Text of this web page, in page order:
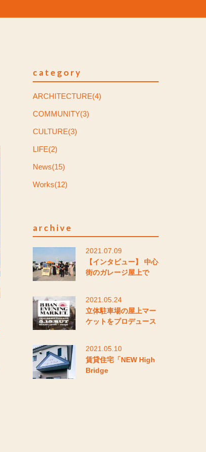
category
ARCHITECTURE(4)
COMMUNITY(3)
CULTURE(3)
LIFE(2)
News(15)
Works(12)
archive
2021.07.09
【インタビュー】 中心
街のガレージ屋上で
2021.05.24
立体駐車場の屋上マー
ケットをプロデュース
2021.05.10
賃貸住宅「NEW High
Bridge